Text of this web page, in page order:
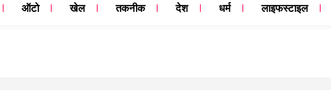
ऑटो खेल तकनीक देश धर्म लाइफस्टाइल